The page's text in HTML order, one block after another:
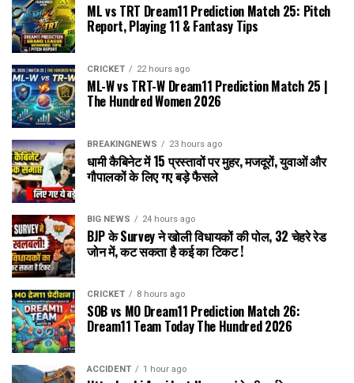
ML vs TRT Dream11 Prediction Match 25: Pitch
Report, Playing 11 & Fantasy Tips
CRICKET 22 hours ago
ML-W vs TRT-W Dream11 Prediction Match 25 |
The Hundred Women 2026
BREAKINGNEWS 23 hours ago
धामी कैबिनेट में 15 प्रस्तावों पर मुहर, मजदूरों, युवाओं और
गौपालकों के लिए गए बड़े फैसले
BIG NEWS 24 hours ago
BJP के Survey ने खोली विधायकों की पोल, 32 चेहरे रेड
जोन में, कट सकता है कई का टिकट !
CRICKET 8 hours ago
SOB vs MO Dream11 Prediction Match 26:
Dream11 Team Today The Hundred 2026
ACCIDENT 1 hour ago